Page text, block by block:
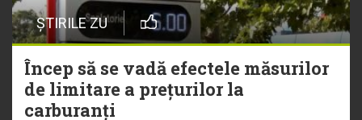
ȘTIRILE ZU
Încep să se vadă efectele măsurilor
de limitare a prețurilor la
carburanți